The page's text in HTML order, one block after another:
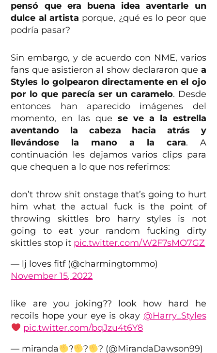
pensó que era buena idea aventarle un
dulce al artista porque, ¿qué es lo peor que
podría pasar?
Sin embargo, y de acuerdo con NME, varios
fans que asistieron al show declararon que a
Styles lo golpearon directamente en el ojo
por lo que parecía ser un caramelo. Desde
entonces han aparecido imágenes del
momento, en las que se ve a la estrella
aventando la cabeza hacia atrás y
llevándose la mano a la cara. A
continuación les dejamos varios clips para
que chequen a lo que nos referimos:
don’t throw shit onstage that’s going to hurt
him what the actual fuck is the point of
throwing skittles bro harry styles is not
going to eat your random fucking dirty
skittles stop it pic.twitter.com/W2F7sMO7GZ
— lj loves fitf (@charmingtommo)
November 15, 2022
like are you joking?? look how hard he
recoils hope your eye is okay @Harry_Styles
pic.twitter.com/bqJzu4t6Y8
— miranda
? ? ? (@MirandaDawson99)